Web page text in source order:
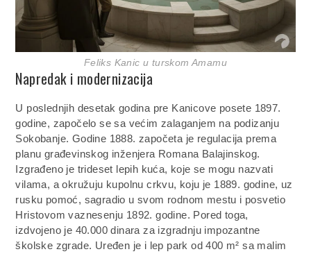
Feliks Kanic u turskom Amamu
Napredak i modernizacija
U poslednjih desetak godina pre Kanicove posete 1897.
godine, započelo se sa većim zalaganjem na podizanju
Sokobanje. Godine 1888. započeta je regulacija prema
planu građevinskog inženjera Romana Balajinskog.
Izgrađeno je trideset lepih kuća, koje se mogu nazvati
vilama, a okružuju kupolnu crkvu, koju je 1889. godine, uz
rusku pomoć, sagradio u svom rodnom mestu i posvetio
Hristovom vaznesenju 1892. godine. Pored toga,
izdvojeno je 40.000 dinara za izgradnju impozantne
školske zgrade. Uređen je i lep park od 400 m² sa malim